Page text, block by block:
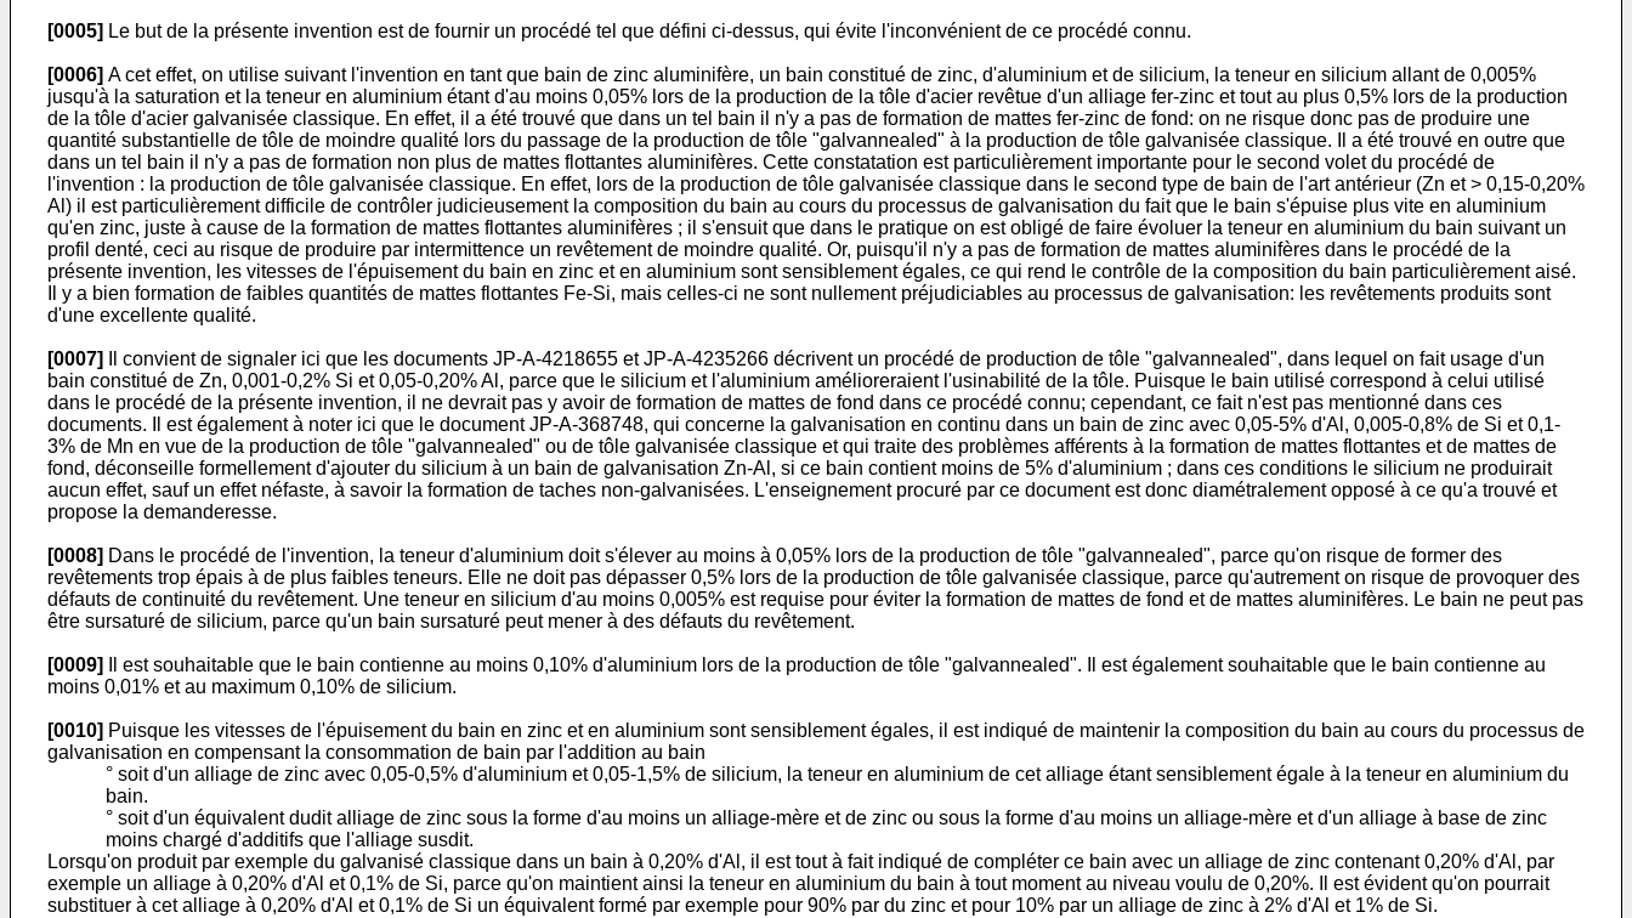
[0005] Le but de la présente invention est de fournir un procédé tel que défini ci-dessus, qui évite l'inconvénient de ce procédé connu.
[0006] A cet effet, on utilise suivant l'invention en tant que bain de zinc aluminifère, un bain constitué de zinc, d'aluminium et de silicium, la teneur en silicium allant de 0,005%
jusqu'à la saturation et la teneur en aluminium étant d'au moins 0,05% lors de la production de la tôle d'acier revêtue d'un alliage fer-zinc et tout au plus 0,5% lors de la production
de la tôle d'acier galvanisée classique. En effet, il a été trouvé que dans un tel bain il n'y a pas de formation de mattes fer-zinc de fond: on ne risque donc pas de produire une
quantité substantielle de tôle de moindre qualité lors du passage de la production de tôle "galvannealed" à la production de tôle galvanisée classique. Il a été trouvé en outre que
dans un tel bain il n'y a pas de formation non plus de mattes flottantes aluminifères. Cette constatation est particulièrement importante pour le second volet du procédé de
l'invention : la production de tôle galvanisée classique. En effet, lors de la production de tôle galvanisée classique dans le second type de bain de l'art antérieur (Zn et > 0,15-0,20%
Al) il est particulièrement difficile de contrôler judicieusement la composition du bain au cours du processus de galvanisation du fait que le bain s'épuise plus vite en aluminium
qu'en zinc, juste à cause de la formation de mattes flottantes aluminifères ; il s'ensuit que dans le pratique on est obligé de faire évoluer la teneur en aluminium du bain suivant un
profil denté, ceci au risque de produire par intermittence un revêtement de moindre qualité. Or, puisqu'il n'y a pas de formation de mattes aluminifères dans le procédé de la
présente invention, les vitesses de l'épuisement du bain en zinc et en aluminium sont sensiblement égales, ce qui rend le contrôle de la composition du bain particulièrement aisé.
Il y a bien formation de faibles quantités de mattes flottantes Fe-Si, mais celles-ci ne sont nullement préjudiciables au processus de galvanisation: les revêtements produits sont
d'une excellente qualité.
[0007]
Il convient de signaler ici que les documents JP-A-4218655 et JP-A-4235266 décrivent un procédé de production de tôle "galvannealed", dans lequel on fait usage d'un
bain constitué de Zn, 0,001-0,2% Si et 0,05-0,20% Al, parce que le silicium et l'aluminium amélioreraient l'usinabilité de la tôle. Puisque le bain utilisé correspond à celui utilisé
dans le procédé de la présente invention, il ne devrait pas y avoir de formation de mattes de fond dans ce procédé connu; cependant, ce fait n'est pas mentionné dans ces
documents. Il est également à noter ici que le document JP-A-368748, qui concerne la galvanisation en continu dans un bain de zinc avec 0,05-5% d'Al, 0,005-0,8% de Si et 0,1-
3% de Mn en vue de la production de tôle "galvannealed" ou de tôle galvanisée classique et qui traite des problèmes afférents à la formation de mattes flottantes et de mattes de
fond, déconseille formellement d'ajouter du silicium à un bain de galvanisation Zn-Al, si ce bain contient moins de 5% d'aluminium ; dans ces conditions le silicium ne produirait
aucun effet, sauf un effet néfaste, à savoir la formation de taches non-galvanisées. L'enseignement procuré par ce document est donc diamétralement opposé à ce qu'a trouvé et
propose la demanderesse.
[0008] Dans le procédé de l'invention, la teneur d'aluminium doit s'élever au moins à 0,05% lors de la production de tôle "galvannealed", parce qu'on risque de former des
revêtements trop épais à de plus faibles teneurs. Elle ne doit pas dépasser 0,5% lors de la production de tôle galvanisée classique, parce qu'autrement on risque de provoquer des
défauts de continuité du revêtement. Une teneur en silicium d'au moins 0,005% est requise pour éviter la formation de mattes de fond et de mattes aluminifères. Le bain ne peut pas
être sursaturé de silicium, parce qu'un bain sursaturé peut mener à des défauts du revêtement.
[0009]
Il est souhaitable que le bain contienne au moins 0,10% d'aluminium lors de la production de tôle "galvannealed". Il est également souhaitable que le bain contienne au
moins 0,01% et au maximum 0,10% de silicium.
[0010] Puisque les vitesses de l'épuisement du bain en zinc et en aluminium sont sensiblement égales, il est indiqué de maintenir la composition du bain au cours du processus de
galvanisation en compensant la consommation de bain par l'addition au bain
° soit d'un alliage de zinc avec 0,05-0,5% d'aluminium et 0,05-1,5% de silicium, la teneur en aluminium de cet alliage étant sensiblement égale à la teneur en aluminium du
bain.
° soit d'un équivalent dudit alliage de zinc sous la forme d'au moins un alliage-mère et de zinc ou sous la forme d'au moins un alliage-mère et d'un alliage à base de zinc
moins chargé d'additifs que l'alliage susdit.
Lorsqu'on produit par exemple du galvanisé classique dans un bain à 0,20% d'Al, il est tout à fait indiqué de compléter ce bain avec un alliage de zinc contenant 0,20% d'Al, par
exemple un alliage à 0,20% d'Al et 0,1% de Si, parce qu'on maintient ainsi la teneur en aluminium du bain à tout moment au niveau voulu de 0,20%. Il est évident qu'on pourrait
substituer à cet alliage à 0,20% d'Al et 0,1% de Si un équivalent formé par exemple pour 90% par du zinc et pour 10% par un alliage de zinc à 2% d'Al et 1% de Si.